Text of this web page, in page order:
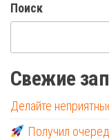
Поиск
Свежие
Делайте
Получил